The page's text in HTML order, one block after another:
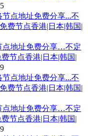
点地址免费分享…不定
节点香港|日本|韩国|
点地址免费分享…不定
节点香港|日本|韩国|